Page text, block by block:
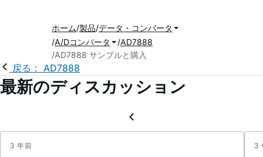
ホーム 製品 データ・コンバータ
A/Dコンバータ
AD7888
AD7888 サンプルと購入
戻る： AD7888
最新のディスカッション
3 年前 3